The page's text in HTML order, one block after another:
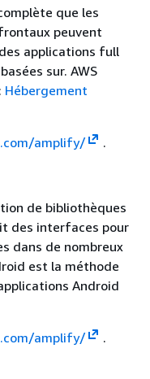
que les
peuvent
applications full
sur. AWS
Hébergement
amplify/
.
de bibliothèques
des interfaces pour
dans de nombreux
est la méthode
Android
amplify/
.